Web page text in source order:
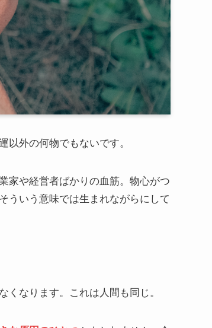
以外の何物でもないです。
家や経営者ばかりの血筋。物心がつ
ういう意味では生まれながらにして
なります。これは人間も同じ。